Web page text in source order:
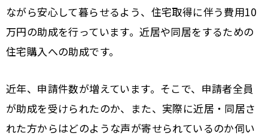
ながら安心して暮らせるよう、住宅取得に伴う費用10
万円の助成を行っています。近居や同居をするための
住宅購入への助成です。
近年、申請件数が増えています。そこで、申請者全員
が助成を受けられたのか、また、実際に近居・同居さ
れた方からはどのような声が寄せられているのか伺い